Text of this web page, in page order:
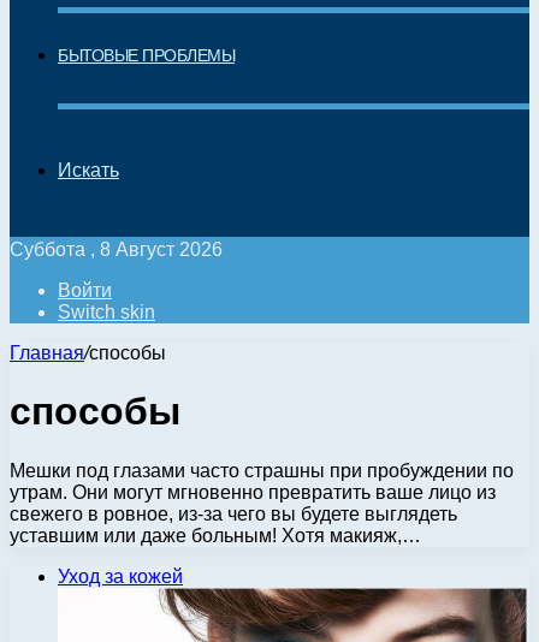
БЫТОВЫЕ ПРОБЛЕМЫ
Искать
Суббота , 8 Август 2026
Войти
Switch skin
Главная/способы
способы
Мешки под глазами часто страшны при пробуждении по
утрам. Они могут мгновенно превратить ваше лицо из
свежего в ровное, из-за чего вы будете выглядеть
уставшим или даже больным! Хотя макияж,…
Уход за кожей